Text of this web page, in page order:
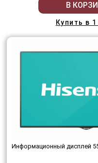
В
Купить в
Информационный дисплей